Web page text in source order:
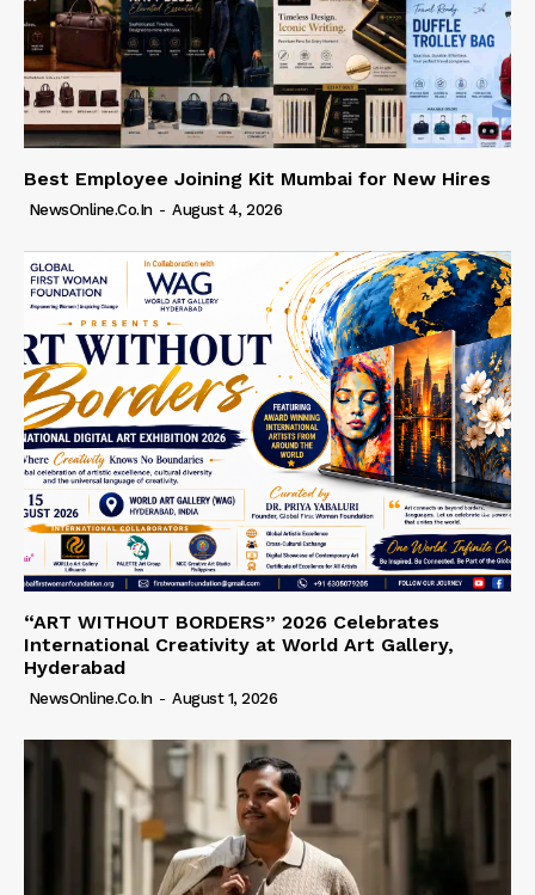
Best Employee Joining Kit Mumbai for New Hires
NewsOnline.co.in - August 4, 2026
“ART WITHOUT BORDERS” 2026 Celebrates
International Creativity at World Art Gallery,
Hyderabad
NewsOnline.co.in - August 1, 2026